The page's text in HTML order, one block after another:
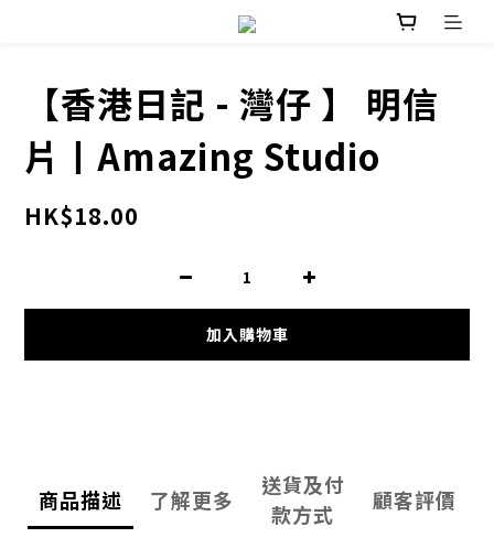
【香港日記 - 灣仔 】 明信
片丨Amazing Studio
HK$18.00
加入購物車
商品描述 了解更多
送貨及付
款方式
顧客評價